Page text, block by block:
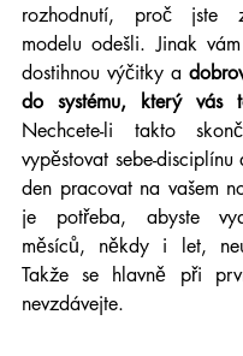
rozhodnutí, proč jste
modelu odešli. Jinak
dostihnou výčitky a
do systému, který vás
Nechcete-li takto
vypěstovat sebe-
den pracovat na vašem
je potřeba, abyste
měsíců, někdy i let,
Takže se hlavně při
nevzdávejte.